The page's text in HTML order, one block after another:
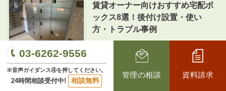
賃貸オーナー向けおすすめ宅配ボ
ックス8選！後付け設置・使い
方・トラブル事例
新着記事
03-6262-9556
※音声ガイダンス④を押してください。
24時間相談受付中! 相談無料
管理の相談 資料請求